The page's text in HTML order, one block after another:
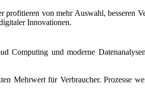
von mehr Auswahl, besseren
Innovationen.
und moderne
Mehrwert für Verbraucher. Prozesse